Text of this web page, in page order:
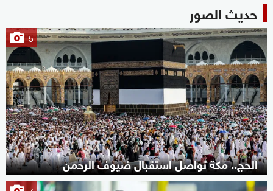
حديث الصور
5
الحج.. مكة تواصل استقبال ضيوف الرحمن